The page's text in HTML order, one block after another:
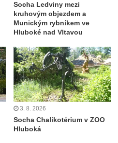
vstupem do
Vltavy Vraňany
100 let republiky
v Hrobčicích
čp. 17 v
Socha Ledviny mezi
kruhovým objezdem a
Munickým rybníkem ve
Hluboké nad Vltavou
3. 8. 2026
Socha Chalikotérium v ZOO
Hluboká